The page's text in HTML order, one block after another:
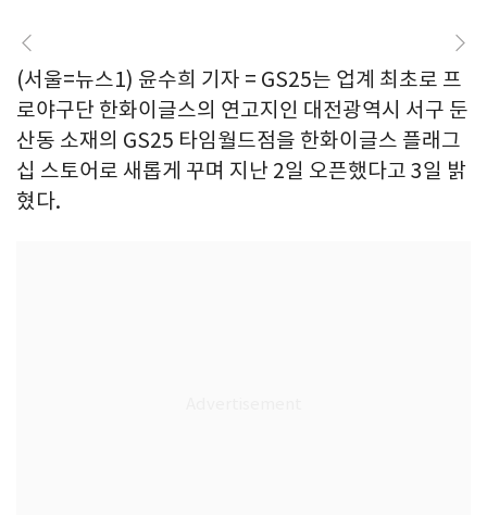
(서울=뉴스1) 윤수희 기자 = GS25는 업계 최초로 프
로야구단 한화이글스의 연고지인 대전광역시 서구 둔
산동 소재의 GS25 타임월드점을 한화이글스 플래그
십 스토어로 새롭게 꾸며 지난 2일 오픈했다고 3일 밝
혔다.